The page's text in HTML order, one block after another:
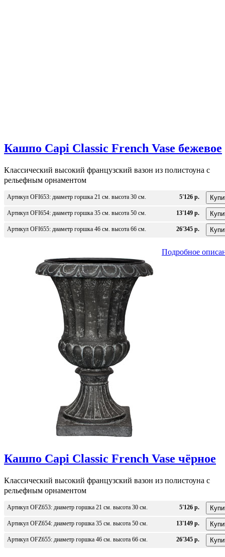
Кашпо Capi Classic French Vase бежевое
Классический высокий французский вазон из полистоуна с
рельефным орнаментом
Артикул OFI653: диаметр горшка 21 см. высота 30 см. 5'126 р.
Артикул OFI654: диаметр горшка 35 см. высота 50 см. 13'149 р.
Артикул OFI655: диаметр горшка 46 см. высота 66 см. 26'345 р.
Подробное
Кашпо Capi Classic French Vase чёрное
Классический высокий французский вазон из полистоуна с
рельефным орнаментом
Артикул OFZ653: диаметр горшка 21 см. высота 30 см. 5'126 р.
Артикул OFZ654: диаметр горшка 35 см. высота 50 см. 13'149 р.
Артикул OFZ655: диаметр горшка 46 см. высота 66 см. 26'345 р.